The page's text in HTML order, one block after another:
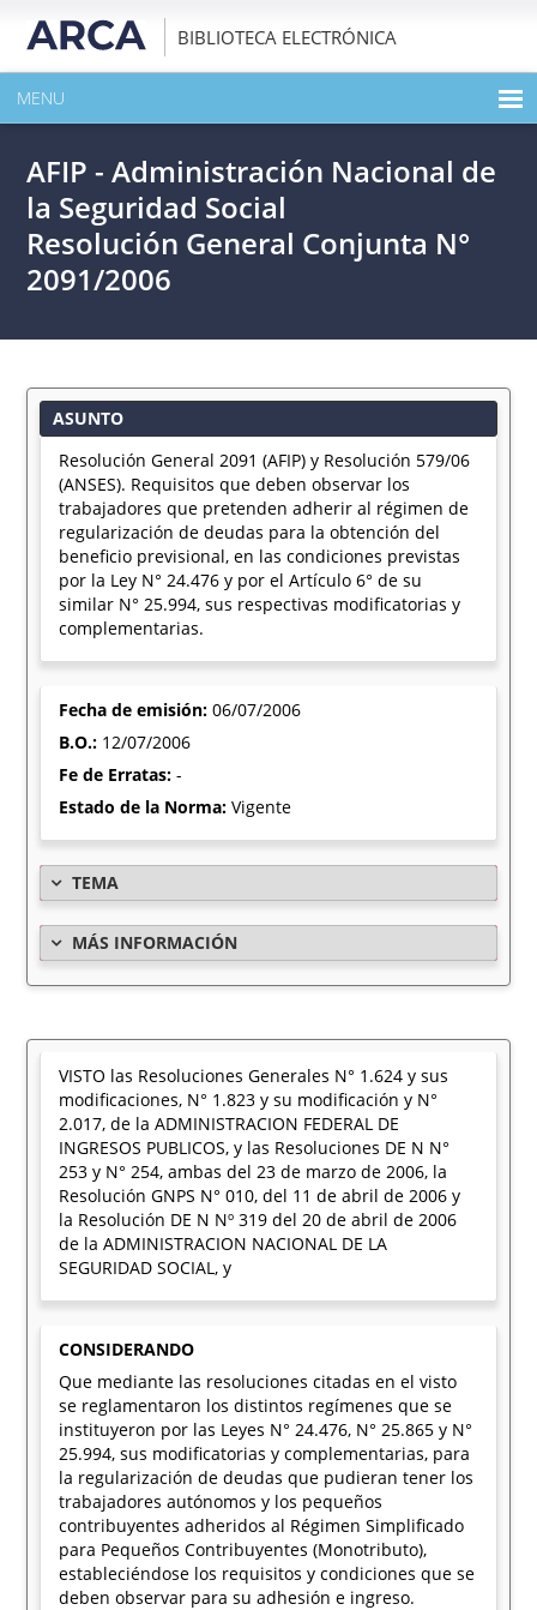
BIBLIOTECA ELECTRÓNICA
MENU
EXPANDIR TODO EL CONTENIDO DE LA PUBLICACIÓN
DESCARGAR PDF
AFIP - Administración Nacional de
la Seguridad Social
Resolución General Conjunta N°
2091/2006
ASUNTO
Resolución General 2091 (AFIP) y Resolución 579/06
(ANSES). Requisitos que deben observar los
trabajadores que pretenden adherir al régimen de
regularización de deudas para la obtención del
beneficio previsional, en las condiciones previstas
por la Ley N° 24.476 y por el Artículo 6° de su
similar N° 25.994, sus respectivas modificatorias y
complementarias.
Fecha de emisión:06/07/2006
B.O.: 12/07/2006
Fe de Erratas:-
Estado de la Norma:Vigente
TEMA
MÁS INFORMACIÓN
VISTO las Resoluciones Generales N° 1.624 y sus
modificaciones, N° 1.823 y su modificación y N°
2.017, de la ADMINISTRACION FEDERAL DE
INGRESOS PUBLICOS, y las Resoluciones DE N N°
253 y N° 254, ambas del 23 de marzo de 2006, la
Resolución GNPS N° 010, del 11 de abril de 2006 y
la Resolución DE N Nº 319 del 20 de abril de 2006
de la ADMINISTRACION NACIONAL DE LA
SEGURIDAD SOCIAL, y
CONSIDERANDO
Que mediante las resoluciones citadas en el visto
se reglamentaron los distintos regímenes que se
instituyeron por las Leyes N° 24.476, N° 25.865 y N°
25.994, sus modificatorias y complementarias, para
la regularización de deudas que pudieran tener los
trabajadores autónomos y los pequeños
contribuyentes adheridos al Régimen Simplificado
para Pequeños Contribuyentes (Monotributo),
estableciéndose los requisitos y condiciones que se
deben observar para su adhesión e ingreso.